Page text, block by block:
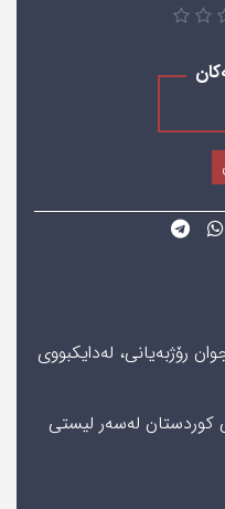
رۆژبه‌یانی‌، له‌دایكبووی‌
کوردستان له‌سه‌ر لیستی‌